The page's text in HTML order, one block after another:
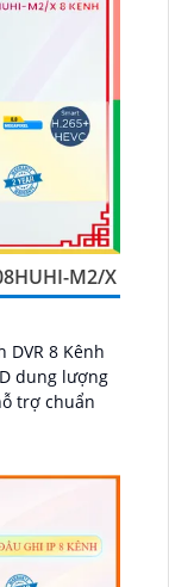
M2/X
DVR 8 Kênh
dung lượng